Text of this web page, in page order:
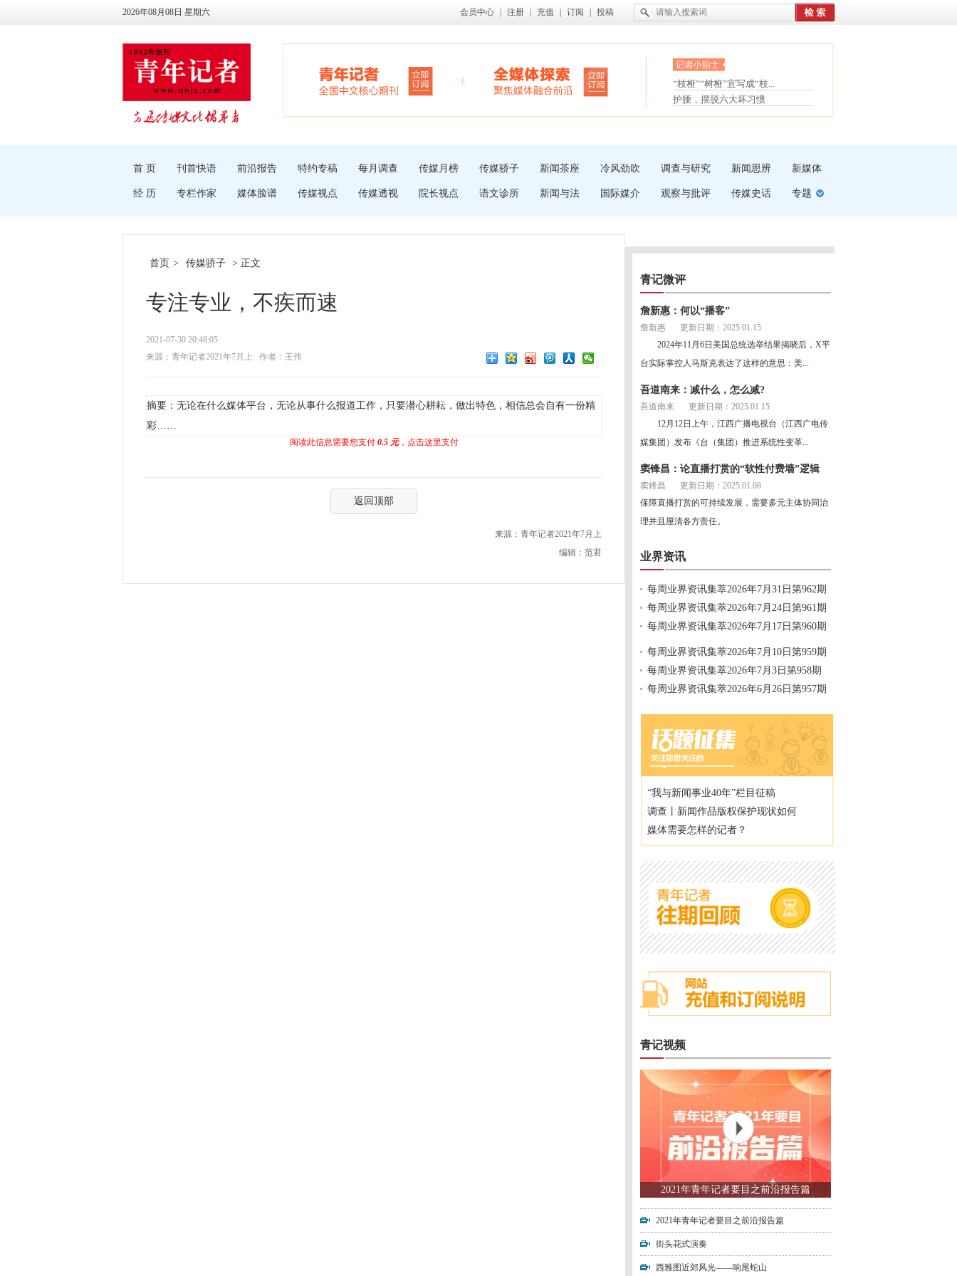
2026年08月08日 星期六 会员中心 注册 充值 订阅 投稿
眼白变红或是结膜下出血
“枝桠”“树桠”宜写成“枝...
夏天缓解疲劳有三招
护腰，摆脱六大坏习惯
受伤了冰敷还是热敷
首 页 刊首快语 前沿报告 特约专稿 每月调查 传媒月榜 传媒骄子 新闻茶座 冷风劲吹 调查与研究 新闻思辨 新媒体
经 历 专栏作家 媒体脸谱 传媒视点 传媒透视 院长视点 语文诊所 新闻与法 国际媒介 观察与批评 传媒史话 专题
首页 > 传媒骄子 > 正文
专注专业，不疾而速
2021-07-30 20:48:05
来源：青年记者2021年7月上
作者：王伟
摘要：无论在什么媒体平台，无论从事什么报道工作，只要潜心耕耘，做出特色，相信总会自有一份精
彩……
阅读此信息需要您支付 0.5 元，点击这里支付
返回顶部
来源：青年记者2021年7月上
编辑：范君
青记微评
詹新惠：何以“播客”
詹新惠
更新日期：2025.01.15
2024年11月6日美国总统选举结果揭晓后，X平
台实际掌控人马斯克表达了这样的意思：美...
吾道南来：减什么，怎么减?
吾道南来
更新日期：2025.01.15
12月12日上午，江西广播电视台（江西广电传
媒集团）发布《台（集团）推进系统性变革...
窦锋昌：论直播打赏的“软性付费墙”逻辑
窦锋昌
更新日期：2025.01.08
保障直播打赏的可持续发展，需要多元主体协同治
理并且厘清各方责任。
业界资讯
每周业界资讯集萃2026年7月31日第962期
每周业界资讯集萃2026年7月24日第961期
每周业界资讯集萃2026年7月17日第960期
每周业界资讯集萃2026年7月10日第959期
每周业界资讯集萃2026年7月3日第958期
每周业界资讯集萃2026年6月26日第957期
“我与新闻事业40年”栏目征稿
调查丨新闻作品版权保护现状如何
媒体需要怎样的记者？
青记视频
2021年青年记者要目之前沿报告篇
2021年青年记者要目之前沿报告篇
街头花式演奏
西雅图近郊风光——响尾蛇山